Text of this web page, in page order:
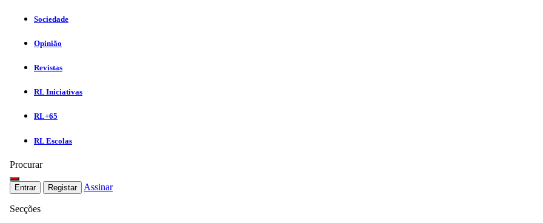
Sociedade
Opinião
Revistas
RL Iniciativas
RL+65
RL Escolas
Procurar
Entrar Registar Assinar
Secções